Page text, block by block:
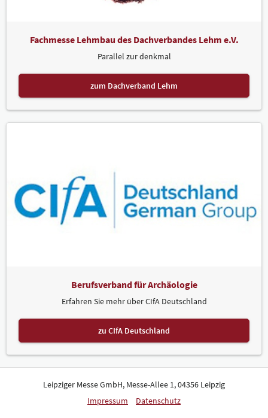
Fachmesse Lehmbau des Dachverbandes Lehm e.V.
Parallel zur denkmal
zum Dachverband Lehm
Berufsverband für Archäologie
Erfahren Sie mehr über CIfA Deutschland
zu CIfA Deutschland
Leipziger Messe GmbH, Messe-Allee 1, 04356 Leipzig
Impressum
Datenschutz